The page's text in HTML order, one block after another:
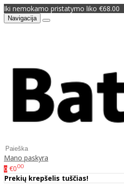
Iki nemokamo pristatymo liko €68.00
Navigacija
Mano paskyra
0 €000
Prekių krepšelis tuščias!